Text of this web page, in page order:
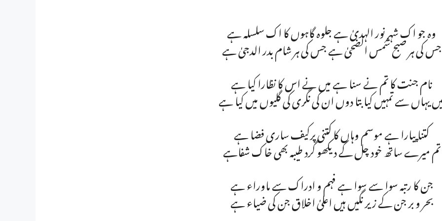
وہ جو اک شہر نور الہدیٰ ہے جلوہ گاہوں کا اک سلسلہ ہے
جس کی ہر صبح شمس الضحیٰ ہے جس کی ہر شام بدر الدجیٰ ہے
نام جنت کا تم نے سنا ہے میں نے اس کا نظارا کیا ہے
یہاں سے تمہیں کیا بتا دوں ان کی نگری کی گلیوں میں کیا ہے
کتنا پیارا ہے موسم وہاں کا کتنی پرکیف ساری فضا ہے
تم میرے ساتھ خود چل کے دیکھو گرد طیبہ بھی خاک شفاہے
جن کا رتبہ سوا سے سوا ہے فہم و ادراک سے ماوراء ہے
بحر و بر جن کے زیر نگیں ہیں اعلیٰ اخلاق جن کی ضیاء ہے